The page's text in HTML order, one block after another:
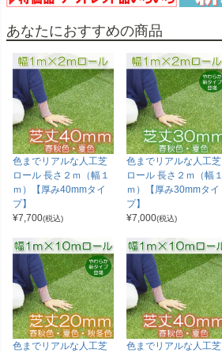
あなたにおすすめの商品
色までリアルな人工芝
ロール 長さ２ｍ（幅１
ｍ）【厚み40mmタイ
プ】
¥7,700(税込)
色までリアルな人工芝
ロール 長さ２ｍ（幅１
ｍ）【厚み30mmタイ
プ】
¥7,000(税込)
色までリアルな人工芝
色までリアルな人工芝